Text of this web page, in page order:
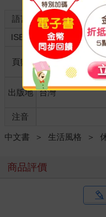
語言 中文繁體
ISBN
9786269813544
頁數 160
出版地 台灣
注音
中文書 ＞ 生活風格 ＞
商品評價